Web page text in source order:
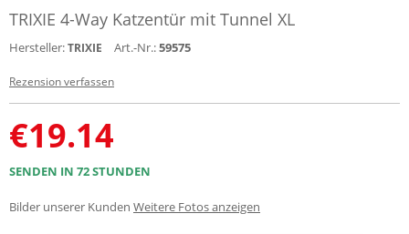
TRIXIE 4-Way Katzentür mit Tunnel XL
Hersteller:TRIXIE Art.-Nr.:59575
Rezension verfassen
€19.14
SENDEN IN 72 STUNDEN
Bilder unserer Kunden Weitere Fotos anzeigen